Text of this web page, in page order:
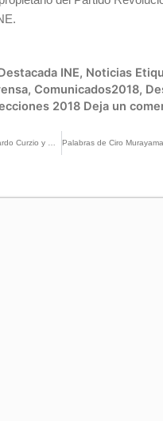
INE, Noticias
, Comunicados2018,
2018 Deja un
Gabriela Warkentin, Leonardo Curzio y Carlos Puig, moderarán el Tercer Debate Presidencial